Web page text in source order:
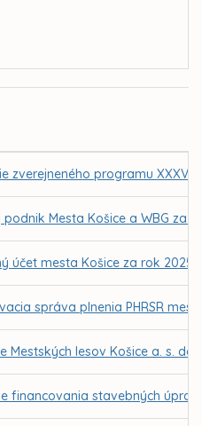
zverejneného programu XXXV.
podnik Mesta Košice a WBG za
účet mesta Košice za rok 2025
správa plnenia PHRSR
Mestských lesov Košice a. s.
financovania stavebných